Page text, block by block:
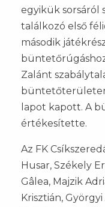
egyikük sorsáról
találkozó első
második
Zalánt
lapot kapott. A
értékesítette.
Az FK
Husar, Székely
Gâlea, Majzik
Krisztián,